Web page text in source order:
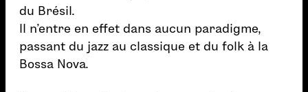
du Brésil.
Il n’entre en effet dans aucun paradigme,
passant du jazz au classique et du folk à la
Bossa Nova.